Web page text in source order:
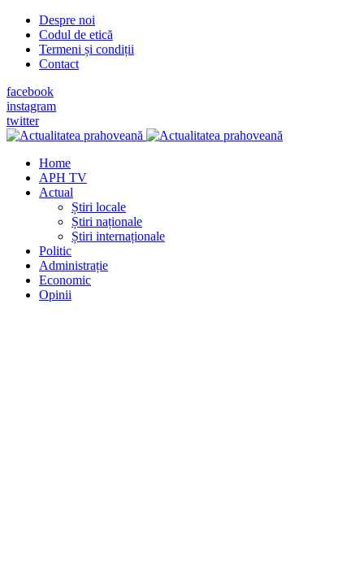
Despre noi
Codul de etică
Termeni și condiții
Contact
facebook
instagram
twitter
Home
APH TV
Actual
Știri locale
Știri naționale
Știri internaționale
Politic
Administrație
Economic
Opinii